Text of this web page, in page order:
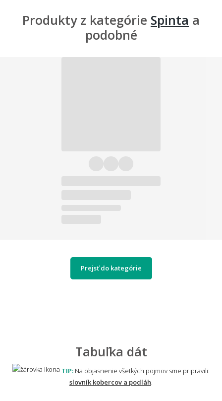
Produkty z kategórie Spinta a
podobné
Prejsť do kategórie
Tabuľka dát
TIP: Na objasnenie všetkých pojmov sme pripravili:
slovník kobercov a podláh